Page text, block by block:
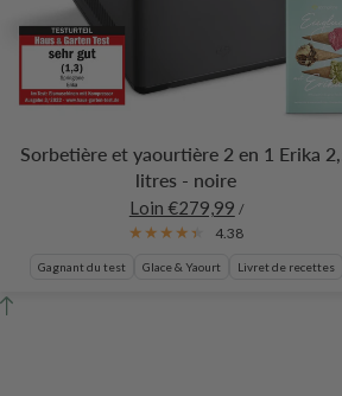
Sorbetière et yaourtière 2 en 1 Erika
litres - noire
Loin €279,99 /
4.38
Gagnant du test Glace & Yaourt Livret de recettes